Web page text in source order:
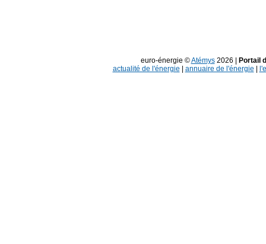
euro-énergie ©Atémys2026 |
Portail
actualité de l'énergie
annuaire de l'énergie